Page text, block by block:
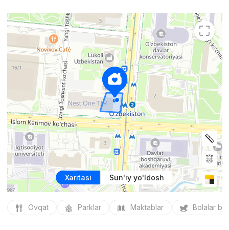
Xaritasi Sun'iy yo'ldosh
Ovqat Parklar Maktablar Bolalar